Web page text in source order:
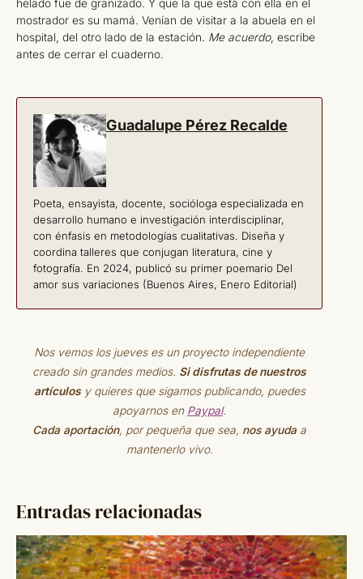
helado fue de granizado. Y que la que está con ella en el
mostrador es su mamá. Venían de visitar a la abuela en el
hospital, del otro lado de la estación. Me acuerdo, escribe
antes de cerrar el cuaderno.
Guadalupe Pérez Recalde
Poeta, ensayista, docente, socióloga especializada en
desarrollo humano e investigación interdisciplinar,
con énfasis en metodologías cualitativas. Diseña y
coordina talleres que conjugan literatura, cine y
fotografía. En 2024, publicó su primer poemario Del
amor sus variaciones (Buenos Aires, Enero Editorial)
Nos vemos los jueves es un proyecto independiente
creado sin grandes medios. Si disfrutas de nuestros
artículosy quieres que sigamos publicando, puedes
apoyarnos en Paypal.
Cada aportación, por pequeña que sea, nos ayudaa
mantenerlo vivo.
Entradas relacionadas